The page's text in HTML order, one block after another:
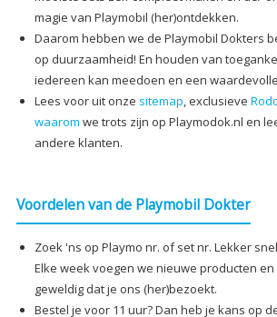
magie van Playmobil (her)ontdekken.
Daarom hebben we de Playmobil Dokters
op duurzaamheid! En houden van
iedereen kan meedoen en een
Lees voor uit onze sitemap, exclusieve
waarom we trots zijn op Playmodok.nl en
andere klanten.
Voordelen van de Playmobil Dokter
Zoek 'ns op Playmo nr. of set nr. Lekker
Elke week voegen we nieuwe producten
geweldig dat je ons (her)bezoekt.
Bestel je voor 11 uur? Dan heb je kans op